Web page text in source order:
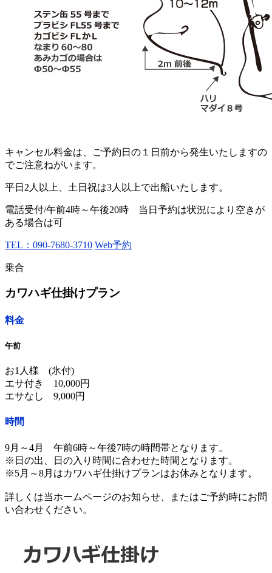
キャンセル料金は、ご予約日の１日前から発生いたしますの
でご注意ねがいます。
平日2人以上、土日祝は3人以上で出船いたします。
電話受付/午前4時～午後20時 当日予約は状況により空きが
ある場合は可
TEL：090-7680-3710 Web予約
乗合
カワハギ仕掛けプラン
料金
午前
お1人様 (氷付)
エサ付き 10,000円
エサなし 9,000円
時間
9月～4月 午前6時～午後7時の時間帯となります。
※日の出、日の入り時間に合わせた時間となります。
※5月～8月はカワハギ仕掛けプランはお休みとなります。
詳しくは当ホームページのお知らせ、またはご予約時にお問
い合わせください。